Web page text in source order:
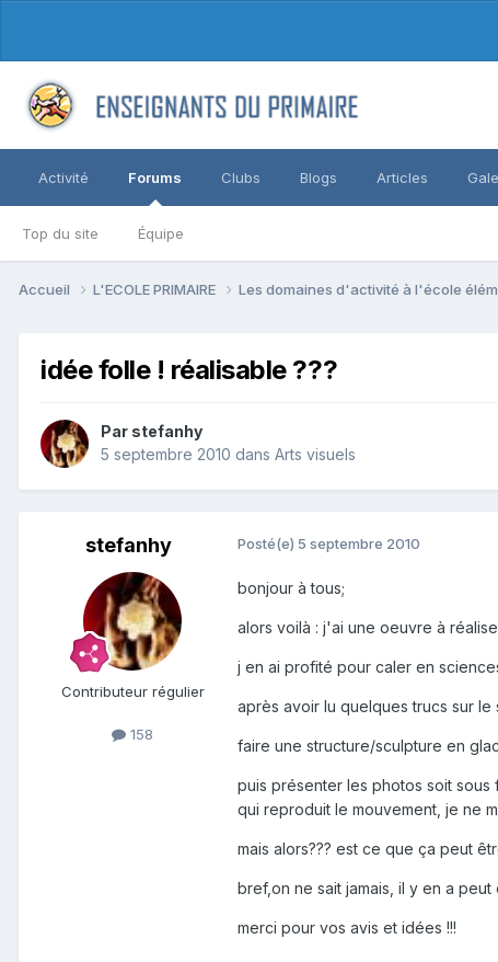
Activité Forums
Top du site Équipe
Clubs Blogs Articles
Accueil L'ECOLE PRIMAIRE Les domaines d'activité à l'école
idée folle ! réalisable ???
Par stefanhy
5 septembre 2010 dans Arts visuels
stefanhy
Contributeur régulier
158
Posté(e) 5 septembre 2010
bonjour à tous;
alors voilà : j'ai une oeuvre à
j en ai profité pour caler en
après avoir lu quelques trucs sur
faire une structure/sculpture en
puis présenter les photos soit
qui reproduit le mouvement, je ne
mais alors??? est ce que ça peut
bref,on ne sait jamais, il y en a peut
merci pour vos avis et idées !!!